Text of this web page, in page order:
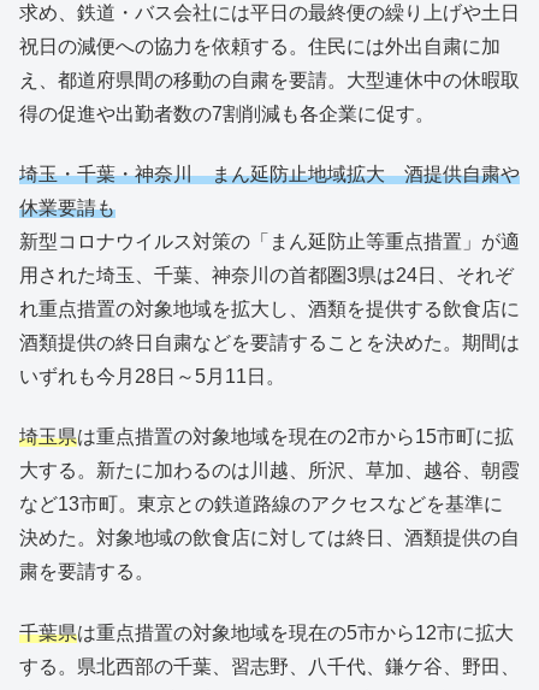
求め、鉄道・バス会社には平日の最終便の繰り上げや土日
祝日の減便への協力を依頼する。住民には外出自粛に加
え、都道府県間の移動の自粛を要請。大型連休中の休暇取
得の促進や出勤者数の7割削減も各企業に促す。
埼玉・千葉・神奈川 まん延防止地域拡大 酒提供自粛や
休業要請も
新型コロナウイルス対策の「まん延防止等重点措置」が適
用された埼玉、千葉、神奈川の首都圏3県は24日、それぞ
れ重点措置の対象地域を拡大し、酒類を提供する飲食店に
酒類提供の終日自粛などを要請することを決めた。期間は
いずれも今月28日～5月11日。
埼玉県は重点措置の対象地域を現在の2市から15市町に拡
大する。新たに加わるのは川越、所沢、草加、越谷、朝霞
など13市町。東京との鉄道路線のアクセスなどを基準に
決めた。対象地域の飲食店に対しては終日、酒類提供の自
粛を要請する。
千葉県は重点措置の対象地域を現在の5市から12市に拡大
する。県北西部の千葉、習志野、八千代、鎌ケ谷、野田、